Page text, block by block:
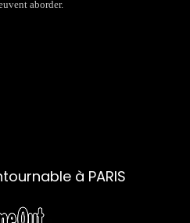
aborder.
à PARIS